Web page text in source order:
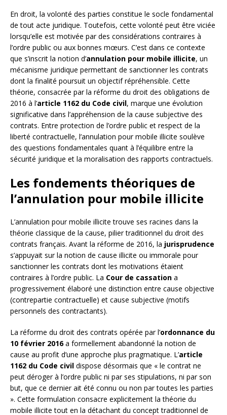
En droit, la volonté des parties constitue le socle fondamental
de tout acte juridique. Toutefois, cette volonté peut être viciée
lorsqu’elle est motivée par des considérations contraires à
l’ordre public ou aux bonnes mœurs. C’est dans ce contexte
que s’inscrit la notion d’annulation pour mobile illicite, un
mécanisme juridique permettant de sanctionner les contrats
dont la finalité poursuit un objectif répréhensible. Cette
théorie, consacrée par la réforme du droit des obligations de
2016 à l’article 1162 du Code civil, marque une évolution
significative dans l’appréhension de la cause subjective des
contrats. Entre protection de l’ordre public et respect de la
liberté contractuelle, l’annulation pour mobile illicite soulève
des questions fondamentales quant à l’équilibre entre la
sécurité juridique et la moralisation des rapports contractuels.
Les fondements théoriques de
l’annulation pour mobile illicite
L’annulation pour mobile illicite trouve ses racines dans la
théorie classique de la cause, pilier traditionnel du droit des
contrats français. Avant la réforme de 2016, la jurisprudence
s’appuyait sur la notion de cause illicite ou immorale pour
sanctionner les contrats dont les motivations étaient
contraires à l’ordre public. La Cour de cassation a
progressivement élaboré une distinction entre cause objective
(contrepartie contractuelle) et cause subjective (motifs
personnels des contractants).
La réforme du droit des contrats opérée par l’ordonnance du
10 février 2016a formellement abandonné la notion de
cause au profit d’une approche plus pragmatique. L’article
1162 du Code civil dispose désormais que « le contrat ne
peut déroger à l’ordre public ni par ses stipulations, ni par son
but, que ce dernier ait été connu ou non par toutes les parties
». Cette formulation consacre explicitement la théorie du
mobile illicite tout en la détachant du concept traditionnel de